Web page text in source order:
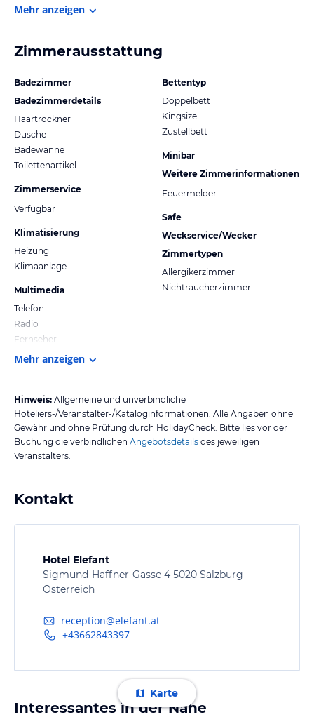
Mehr anzeigen
Zimmerausstattung
Badezimmer
Badezimmerdetails
Haartrockner
Dusche
Badewanne
Toilettenartikel
Zimmerservice
Verfügbar
Klimatisierung
Heizung
Klimaanlage
Multimedia
Telefon
Radio
Fernseher
Bettentyp
Doppelbett
Kingsize
Zustellbett
Minibar
Weitere Zimmerinformationen
Feuermelder
Safe
Weckservice/Wecker
Zimmertypen
Allergikerzimmer
Nichtraucherzimmer
Mehr anzeigen
Hinweis: Allgemeine und unverbindliche
Hoteliers-/Veranstalter-/Kataloginformationen. Alle Angaben ohne
Gewähr und ohne Prüfung durch HolidayCheck. Bitte lies vor der
Buchung die verbindlichen Angebotsdetails des jeweiligen
Veranstalters.
Kontakt
Hotel Elefant
Sigmund-Haffner-Gasse 4 5020 Salzburg
Österreich
reception@elefant.at
+43662843397
Karte
Interessantes in der Nähe